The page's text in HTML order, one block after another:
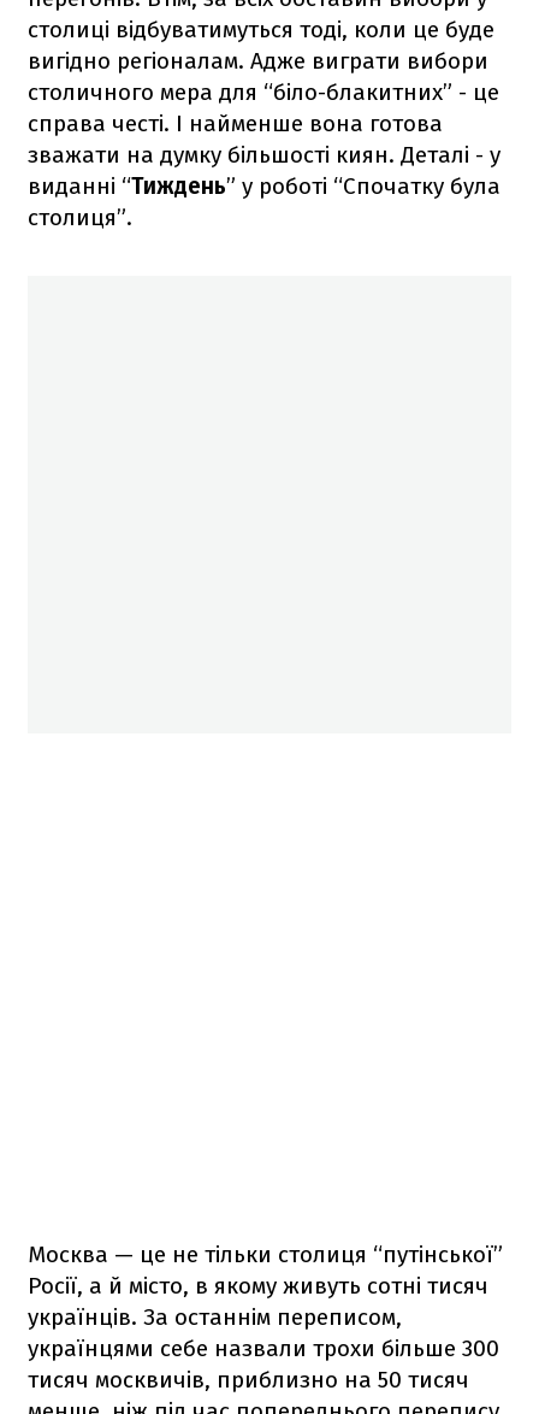
столиці відбуватимуться тоді, коли це буде
вигідно регіоналам. Адже виграти вибори
столичного мера для “біло-блакитних” - це
справа честі. І найменше вона готова
зважати на думку більшості киян. Деталі - у
виданні “Тиждень” у роботі “Спочатку була
столиця”.
Москва — це не тільки столиця “путінської”
Росії, а й місто, в якому живуть сотні тисяч
українців. За останнім переписом,
українцями себе назвали трохи більше 300
тисяч москвичів, приблизно на 50 тисяч